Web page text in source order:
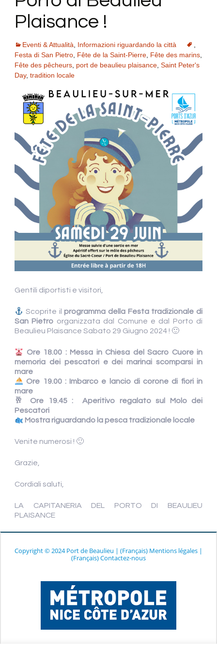
Plaisance !
Eventi & Attualità Informazioni riguardando la città
Festa di San Pietro Fête de la Saint-Pierre Fête des marins
Fête des pêcheurs port de beaulieu plaisance Saint Peter's
Day, tradition locale
Gentili diportisti e visitori,
Scoprite il programma della Festa tradizionale di
San Pietro organizzata dal Comune e dal Porto di
Beaulieu Plaisance Sabato 29 Giugno 2024 ! 🙂
Ore 18.00 : Messa in Chiesa del Sacro Cuore in
memoria dei pescatori e dei marinai scomparsi in
mare
Ore 19.00 : Imbarco e lancio di corone di fiori in
mare
🥂 Ore 19.45 : Aperitivo regalato sul Molo dei
Pescatori
Mostra riguardando la pesca tradizionale locale
Venite numerosi ! 🙂
Grazie,
Cordiali saluti,
LA CAPITANERIA DEL PORTO DI BEAULIEU
PLAISANCE
Copyright © 2024 Port de Beaulieu | (Français) Mentions légales |
(Français) Contactez-nous